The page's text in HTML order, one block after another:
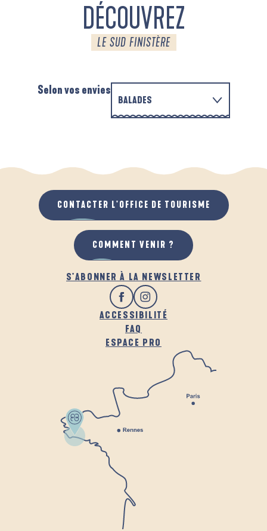
DÉCOUVREZ
LE SUD FINISTÈRE
Selon vos envies
BALADES
QUAND IL PLEUT
AU GRAND AIR
PARCOURS D'INTERPRÉTATION DE L'ANSE
S'ABONNER À LA NEWSLETTER
ACCESSIBILITÉ
FAQ
ESPACE PRO
CONTACTER L'OFFICE DE TOURISME
COMMENT VENIR ?